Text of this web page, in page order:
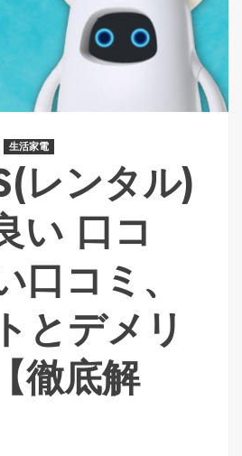
生活家電
レンタル)
い 口コ
口コミ、
とデメリ
徹底解